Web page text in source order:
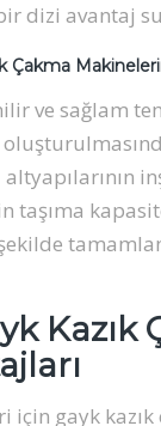
dizi avantaj
Çakma
ve sağlam
için gayk